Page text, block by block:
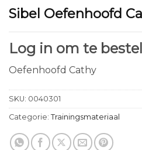
Sibel Oefenhoofd
Log in om te
Oefenhoofd Cathy
SKU: 0040301
Categorie: Trainingsmateriaal